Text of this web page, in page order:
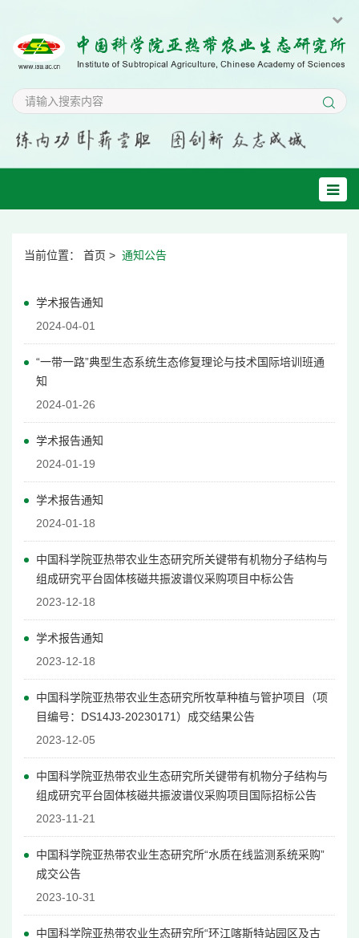
当前位置： 首页 > 通知公告
学术报告通知
2024-04-01
“一带一路”典型生态系统生态修复理论与技术国际培训班通
知
2024-01-26
学术报告通知
2024-01-19
学术报告通知
2024-01-18
中国科学院亚热带农业生态研究所关键带有机物分子结构与
组成研究平台固体核磁共振波谱仪采购项目中标公告
2023-12-18
学术报告通知
2023-12-18
中国科学院亚热带农业生态研究所牧草种植与管护项目（项
目编号：DS14J3-20230171）成交结果公告
2023-12-05
中国科学院亚热带农业生态研究所关键带有机物分子结构与
组成研究平台固体核磁共振波谱仪采购项目国际招标公告
2023-11-21
中国科学院亚热带农业生态研究所“水质在线监测系统采购”
成交公告
2023-10-31
中国科学院亚热带农业生态研究所“环江喀斯特站园区及古